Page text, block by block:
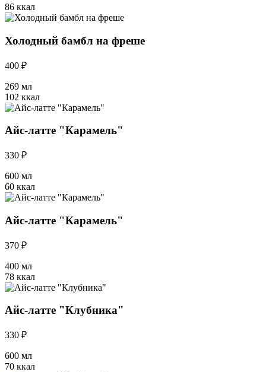
86 ккал
Холодный бамбл на фреше
400 ₽
269 мл
102 ккал
Айс-латте "Карамель"
330 ₽
600 мл
60 ккал
Айс-латте "Карамель"
370 ₽
400 мл
78 ккал
Айс-латте "Клубника"
330 ₽
600 мл
70 ккал